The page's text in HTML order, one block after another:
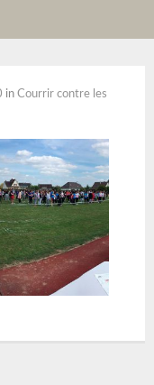
in Courrir contre les